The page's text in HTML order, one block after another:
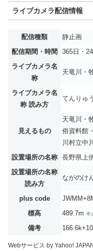
ライブカメラ配信情報
配信種類
静止画
配信期間・時間
365日・
ライブカメラ名
称
天竜川・
ライブカメラ名
称 読み方
てんりゅ
見えるもの
天竜川・
俗資料館
川村立中
設置場所の名称
長野県上
設置場所の名称
読み方
ながのけ
plus code
標高
489.7m ※
備考
Webサービス by Yahoo! JAPAN